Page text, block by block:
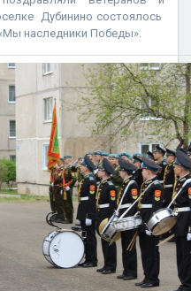
Дубинино состоялось
наследники Победы».